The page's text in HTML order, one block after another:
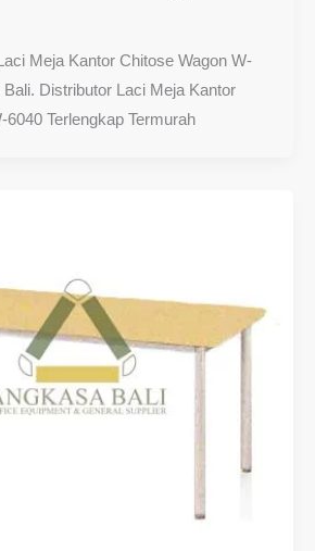
Meja Kantor Chitose Wagon W-
Distributor Laci Meja Kantor
6040 Terlengkap Termurah